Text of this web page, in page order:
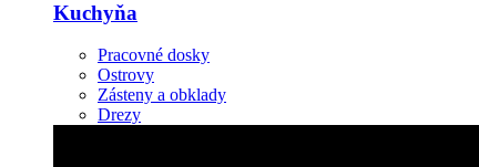
Kuchyňa
Pracovné dosky
Ostrovy
Zásteny a obklady
Drezy